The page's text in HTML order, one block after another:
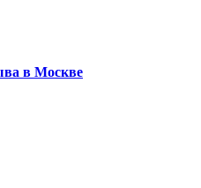
в Москве